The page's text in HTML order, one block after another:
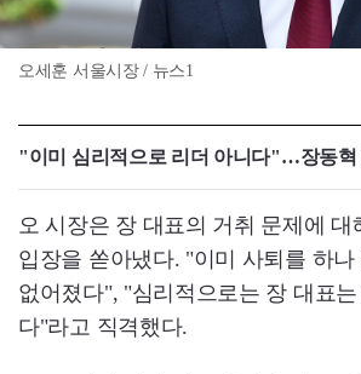
오세훈 서울시장 / 뉴스1
"이미 심리적으로 리더 아니다"…장동혁
오 시장은 장 대표의 거취 문제에 대
입장을 쏟아냈다. "이미 사퇴를 하
없어졌다", "심리적으로는 장 대표는
다"라고 직격했다.